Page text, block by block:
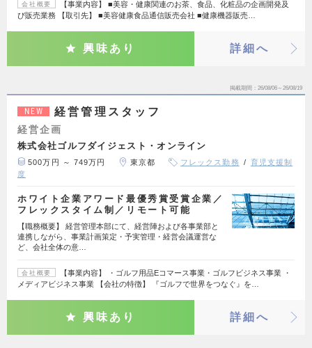
会社概要
【事業内容】 ■美容・健康関連のお茶、食品、化粧品の企画開発及
び販売業務 【取引先】 ■美容健康食品通信販売会社 ■健康機器販売…
興味あり 詳細へ
掲載期間 26/08/06～26/08/19
NEW 経営管理スタッフ
経営企画
株式会社ゴルフダイジェスト・オンライン
500万円 ～ 749万円 東京都 フレックス勤務
育児支援制
度
ホワイト企業アワード最優秀賞受賞企業／
フレックスタイム制／リモート可能
【職務概要】 経営管理本部にて、経営陣および各事業部と
連携しながら、事業計画策定・予実管理・経営会議運営な
ど、会社全体の意…
会社概要
【事業内容】 ・ゴルフ用品Eコマース事業・ゴルフビジネス事業 ・
メディアビジネス事業 【会社の特徴】 『ゴルフで世界をつなぐ』を…
興味あり 詳細へ